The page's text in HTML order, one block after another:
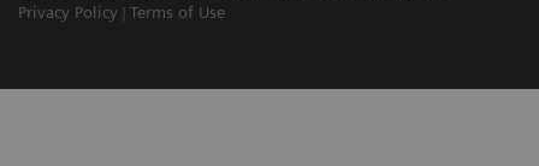
Privacy Policy
Terms of Use